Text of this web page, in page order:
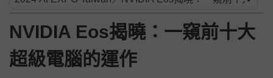
NVIDIA Eos揭曉：一窺前十大
超級電腦的運作